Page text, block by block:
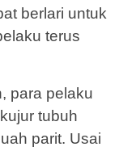
berlari untuk
terus
para pelaku
tubuh
parit. Usai